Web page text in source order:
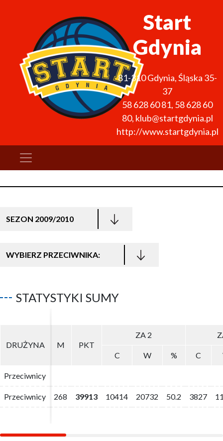
Start
Gdynia
81-310 Gdynia,Śląska 35-
37
58 628 60 81, 58 628 60
80, klub@startgdynia.pl
http://www.startgdynia.pl
SEZON 2009/2010
WYBIERZ PRZECIWNIKA:
STATYSTYKI SUMY
DRUŻYNA M PKT
ZA 2
C W % C
Przeciwnicy
Przeciwnicy 268 39913 10414 20732 50.2 3827
DRUŻYNA M PKT
ZA 2
C W % C
Przeciwnicy
Przeciwnicy 268 39913 10414 20732 50.2 3827